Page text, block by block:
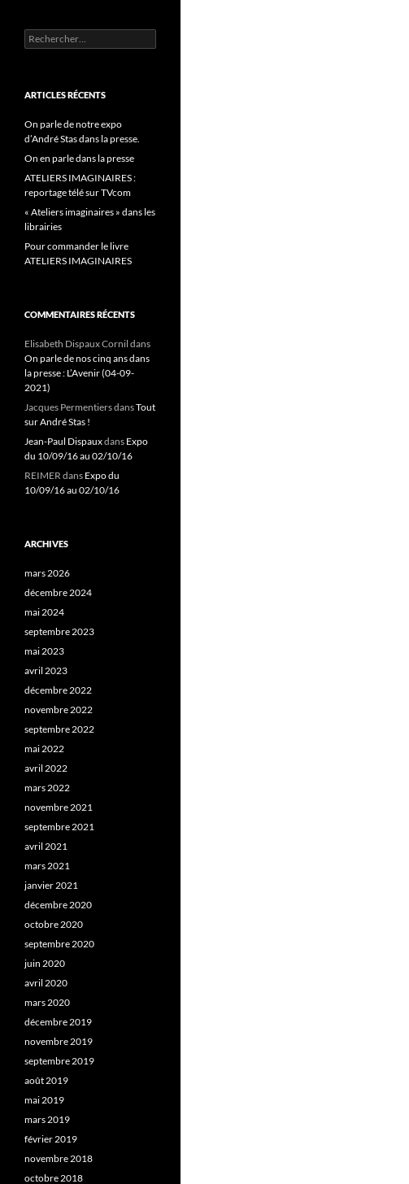
Rechercher :
ARTICLES RÉCENTS
On parle de notre expo
d’André Stas dans la presse.
On en parle dans la presse
ATELIERS IMAGINAIRES :
reportage télé sur TVcom
« Ateliers imaginaires » dans les
librairies
Pour commander le livre
ATELIERS IMAGINAIRES
COMMENTAIRES RÉCENTS
Elisabeth Dispaux Cornil dans
On parle de nos cinq ans dans
la presse : L’Avenir (04-09-
2021)
Jacques PermentiersdansTout
sur André Stas !
Jean-Paul Dispauxdans Expo
du 10/09/16 au 02/10/16
REIMERdans Expo du
10/09/16 au 02/10/16
ARCHIVES
mars 2026
décembre 2024
mai 2024
septembre 2023
mai 2023
avril 2023
décembre 2022
novembre 2022
septembre 2022
mai 2022
avril 2022
mars 2022
novembre 2021
septembre 2021
avril 2021
mars 2021
janvier 2021
décembre 2020
octobre 2020
septembre 2020
juin 2020
avril 2020
mars 2020
décembre 2019
novembre 2019
septembre 2019
août 2019
mai 2019
mars 2019
février 2019
novembre 2018
octobre 2018